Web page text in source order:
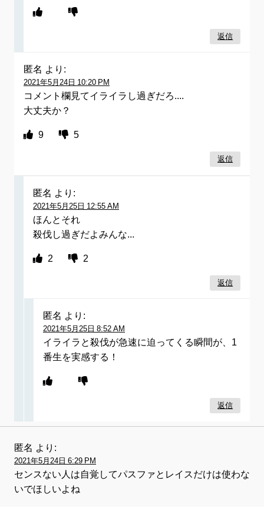
返信
匿名 より:
2021年5月24日 10:20 PM
コメント欄見てイライラし過ぎだろ....
大丈夫か？
9 5
返信
匿名 より:
2021年5月25日 12:55 AM
ほんとそれ
殺伐し過ぎだよみんな...
2 2
返信
匿名 より:
2021年5月25日 8:52 AM
イライラと殺伐が急速に迫ってくる瞬間が、1
番生を実感する！
返信
匿名 より:
2021年5月24日 6:29 PM
センスない人は自覚してパスファとレイスだけは使わな
いでほしいよね